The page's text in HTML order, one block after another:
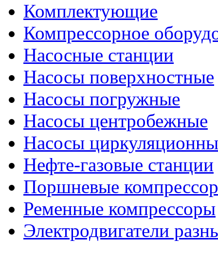
Комплектующие
Компрессорное
Насосные станции
Насосы поверхностные
Насосы погружные
Насосы центробежные
Насосы
Нефте-газовые станции
Поршневые
Ременные компрессоры
Электродвигатели